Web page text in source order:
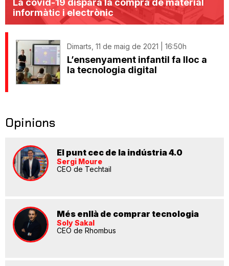
informàtic i electrònic
Dimarts, 11 de maig de 2021 | 16:50h
L’ensenyament infantil fa lloc a
la tecnologia digital
Opinions
El punt cec de la indústria 4.0
Sergi Moure
CEO de Techtail
Més enllà de comprar tecnologia
Soly Sakal
CEO de Rhombus